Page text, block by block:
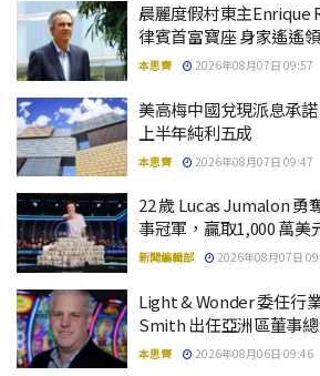
晨麗度假村東主Enrique
律賓首富寶座 身家遙遙
本思齊 2026年08月07日 09:57
美高梅中國兌現派息承
上半年純利五成
本思齊 2026年08月07日 09:47
22 歲 Lucas Jumalon 勇
事冠軍，贏取1,000 萬美
新聞編輯部 2026年08月07日
Light & Wonder 委任行
Smith 出任亞洲區董事
本思齊 2026年08月06日 09:46